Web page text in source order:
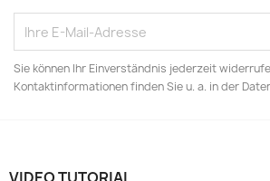
Sie können Ihr Einverständnis jederzeit
Kontaktinformationen finden Sie u. a. in der